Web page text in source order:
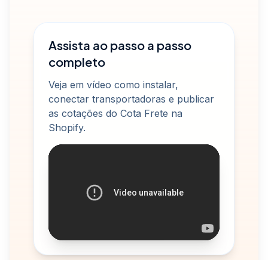
Assista ao passo a passo
completo
Veja em vídeo como instalar,
conectar transportadoras e publicar
as cotações do Cota Frete na
Shopify.